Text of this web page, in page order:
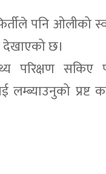
पनि ओलीको
छ।
परिक्षण
लम्ब्याउनुको प्रष्ट